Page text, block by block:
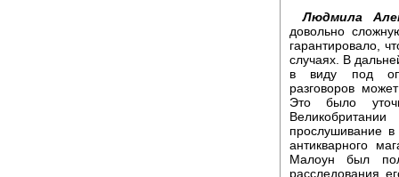
Людмила
довольно
гарантировало,
случаях. В
в виду под
разговоров
Это было
прослушивание
антикварного
Малоун был
расследования